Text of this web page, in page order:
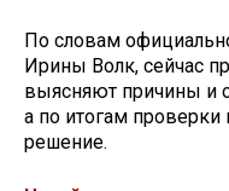
По словам
Ирины Волк, сейчас
выясняют причины и
а по итогам проверки
решение.